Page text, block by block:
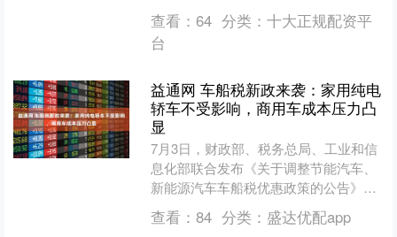
案。毕竟这款车，6.98万到9.48万的
定....
查看： 64 分类： 十大正规配资平
台
益通网 车船税新政来袭：家用纯电
轿车不受影响，商用车成本压力凸
显
7月3日，财政部、税务总局、工业和信
息化部联合发布《关于调整节能汽车、
新能源汽车车船税优惠政策的公告》，
明确自2027年1月1日起，取消对节能汽
车减半征收车船税....
查看： 84 分类： 盛达优配app